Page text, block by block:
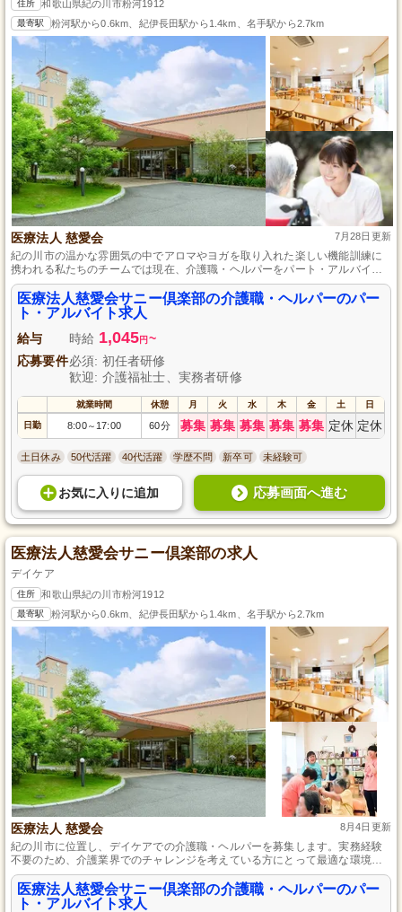
住所 和歌山県紀の川市粉河1912
最寄駅 粉河駅から0.6km、紀伊長田駅から1.4km、名手駅から2.7km
医療法人 慈愛会 7月28日更新
紀の川市の温かな雰囲気の中でアロマやヨガを取り入れた楽しい機能訓練に
携われる私たちのチームでは現在、介護職・ヘルパーをパート・アルバイト
で募集しています。経験の有無は問いません。土日祝日が休みで、勤務時間
や日数は相談に応じますので、プライベートとのバランスを大切にしつつ働
ける環境です。紀の川市にお住まいの方々への送迎や、入浴・食事介助、レ
クリエーションの支援を通して、利用者さまに喜びとやすらぎを提供しまし
ょう。
医療法人慈愛会サニー倶楽部の介護職・ヘルパーのパー
ト・アルバイト求人
給与 時給 1,045円 ~
応募要件必須: 初任者研修
歓迎: 介護福祉士、実務者研修
就業時間 休憩 月 火 水 木 金 土 日
日勤 8:00～ 17:00 60分 募集 募集 募集 募集 募集 定休 定休
土日休み 50代活躍 40代活躍 学歴不問 新卒可 未経験可
お気に入り に追加 応募画面へ進む
医療法人慈愛会サニー倶楽部の求人
デイケア
住所 和歌山県紀の川市粉河1912
最寄駅 粉河駅から0.6km、紀伊長田駅から1.4km、名手駅から2.7km
医療法人 慈愛会 8月4日更新
紀の川市に位置し、デイケアでの介護職・ヘルパーを募集します。実務経験
不要のため、介護業界でのチャレンジを考えている方にとって最適な環境で
す。無料駐車場完備で通勤もラクラク。賞与ありで、頑張りがしっかり評価
されます。
医療法人慈愛会サニー倶楽部の介護職・ヘルパーのパー
ト・アルバイト求人